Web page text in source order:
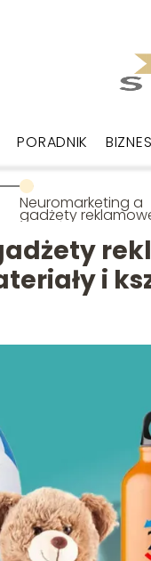
PORADNIK BIZNES
Neuromarketing a
gadżety
jak mózg reaguje na
różne materiały i
i